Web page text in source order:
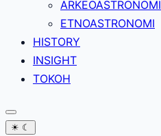
ARKEOASTRONOMI
ETNOASTRONOMI
HISTORY
INSIGHT
TOKOH
☀ ☾